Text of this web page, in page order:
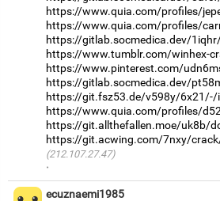
https://www.quia.com/profiles/
https://www.quia.com/profiles/
https://gitlab.socmedica.dev/
https://www.tumblr.com/winhex-
https://www.pinterest.com/
https://gitlab.socmedica.dev/
https://git.fsz53.de/v598y/6x21/-/
https://www.quia.com/profiles/
https://git.allthefallen.moe/uk8b/
https://git.acwing.com/7nxy/
(212.107.27.47)
·
ecuznaemi1985